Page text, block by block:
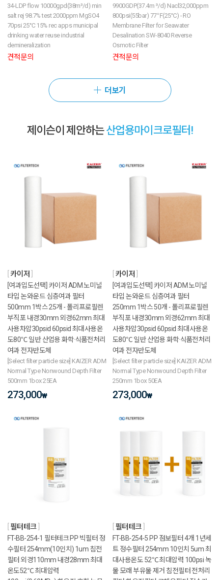
34-LDP flow 10000gpd(38m³/d) min
salt rej 98.7% test 2000ppm MgSO4
70psi 25°C 15% rec apps municipal
drinking water reuse industrial
demineralization
견적문의
9900GDP(37.4m ³/d) Nacl32,000ppm
800psi(55bar) 77℉(25°C) - RO
Membrane Filter for Seawater
Desalination SW-8040 Reverse
Osmotic Filter
견적문의
더보기
제이슨이 제안하는산업용마이크로필터!
카이저
[여과입도선택] 카이저 ADM 노미널
타입 논와운드 심층여과 필터
500mm 1박스 25개 - 폴리프로필렌
부직포 내경30mm 외경62mm 최대
사용차압30psid 60psid 최대사용온
도80℃ 일반 산업용 화학·식품전처리
여과 전자반도체
[Select filter particle size] KAIZER ADM
Normal Type Nonwound Depth Filter
500mm 1box 25EA
273,000₩
카이저
[여과입도선택] 카이저 ADM 노미널
타입 논와운드 심층여과 필터
250mm 1박스 50개 - 폴리프로필렌
부직포 내경30mm 외경62mm 최대
사용차압30psid 60psid 최대사용온
도80℃ 일반 산업용 화학·식품전처리
여과 전자반도체
[Select filter particle size] KAIZER ADM
Normal Type Nonwound Depth Filter
250mm 1box 50EA
273,000₩
필터테크
FT-BB-254-1 필터테크 PP 빅필터 정
수필터 254mm(10인치) 1um 침전
필터 외경110mm 내경28mm 최대
온도52℃ 최대압력
필터테크
FT-BB-254-5 PP 점보필터 4개 1년세
트 정수필터 254mm 10인치 5um 최
대사용온도 52℃ 최대압력 100psi 녹
물 모래 부유물 제거 침전필터 전처리